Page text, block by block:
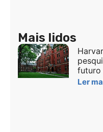
Mais lidos
futuro
Ler